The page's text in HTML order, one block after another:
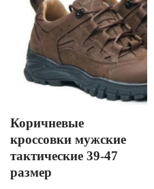
Коричневые
кроссовки мужские
тактические 39-47
размер